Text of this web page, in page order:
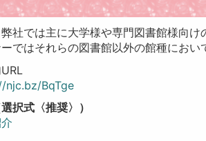
社では主に大学様や専門図書館様向
ではそれらの図書館以外の館種におい
njc.bz/BqTge
択式〈推奨〉）